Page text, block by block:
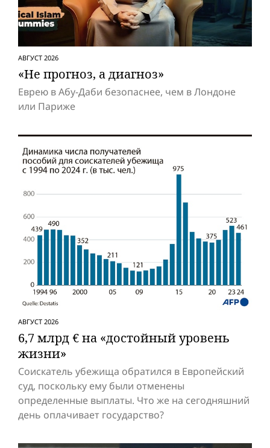
АВГУСТ 2026
«Не прогноз, а диагноз»
Еврею в Абу-Даби безопаснее, чем в Лондоне
или Париже
АВГУСТ 2026
6,7 млрд € на «достойный уровень
жизни»
Соискатель убежища обратился в Европейский
суд, поскольку ему были отменены
определенные выплаты. Что же на сегодняшний
день оплачивает государство?